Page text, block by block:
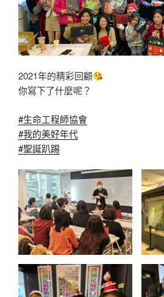
2021年的精彩回顧
你寫下了什麼呢？
#生命工程師協會
#我的美好年代
#聖誕趴踢